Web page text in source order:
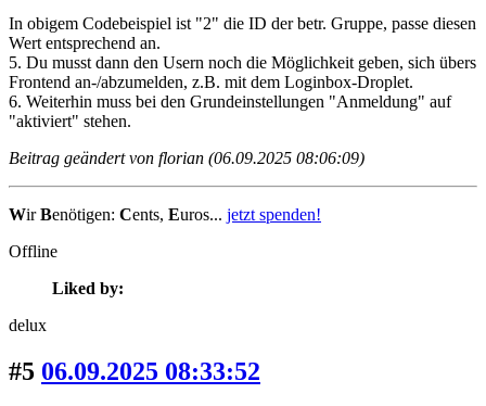
In obigem Codebeispiel ist "2" die ID der betr. Gruppe, passe diesen
Wert entsprechend an.
5. Du musst dann den Usern noch die Möglichkeit geben, sich übers
Frontend an-/abzumelden, z.B. mit dem Loginbox-Droplet.
6. Weiterhin muss bei den Grundeinstellungen "Anmeldung" auf
"aktiviert" stehen.
Beitrag geändert von florian (06.09.2025 08:06:09)
WirBenötigen: Cents, Euros... jetzt spenden!
Offline
Liked by:
delux
#5 06.09.2025 08:33:52